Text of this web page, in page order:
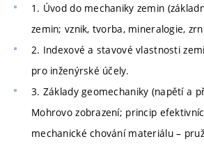
1. Úvod do mechaniky zemin
zemin; vznik, tvorba, mineralogie,
2. Indexové a stavové vlastnosti
pro inženýrské účely.
3. Základy geomechaniky (napětí a
Mohrovo zobrazení; princip
mechanické chování materiálu –